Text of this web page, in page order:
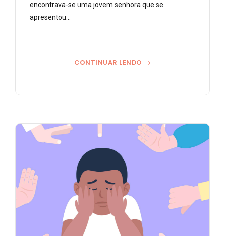
encontrava-se uma jovem senhora que se
apresentou...
CONTINUAR LENDO